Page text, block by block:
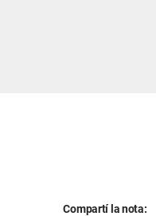
Compartí la nota: